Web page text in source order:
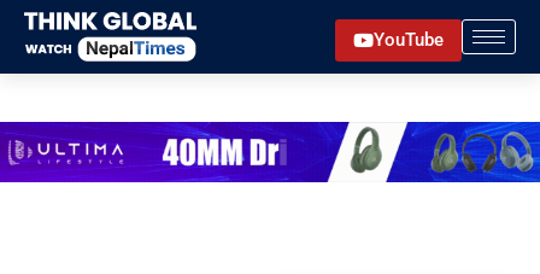
Skip
content
YouTube